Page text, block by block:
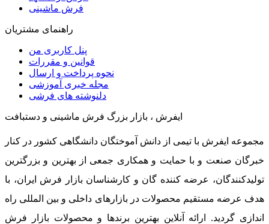
فرش ماشینی
راهنمای مشتریان
پنل کاربری من
قوانین و مقررات
نحوه پرداخت و ارسال
مجله خبری آموزشی
دلنوشته های فرشی
ایفرش ، بازار بزرگ فرش ماشینی و دستبافت
مجموعه ایفرش با تیمی از دانش آموختگان دانشگاهی کشور در کنار
خبرگان صنعت و با حمایت و همکاری جمعی از بهترین و بزرگترین
تولیدکنندگان، عرضه کننده گان و کارشناسان بازار فرش ایران، با
هدف عرضه مستقیم محصولات در بازارهای داخلی و بین المللی راه
اندازی گردید. ارائه آنلاین بهترین برندها و محصولات بازار فرش